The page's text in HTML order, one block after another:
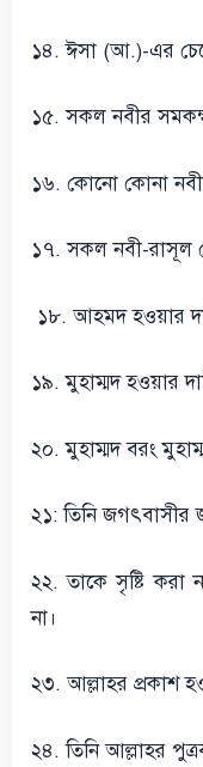
১৪. ঈসা (আ.)-এর
১৫. সকল নবীর
১৬. কোনো কোনা নবী
১৭. সকল নবী-রাসূল
১৮. আহমদ হওয়ার
১৯. মুহাম্মদ হওয়ার
২০. মুহাম্মদ বরং
২১: তিনি জগৎবাসীর
২২. তাকে সৃষ্টি করা
না।
২৩. আল্লাহর প্রকাশ
২৪. তিনি আল্লাহর